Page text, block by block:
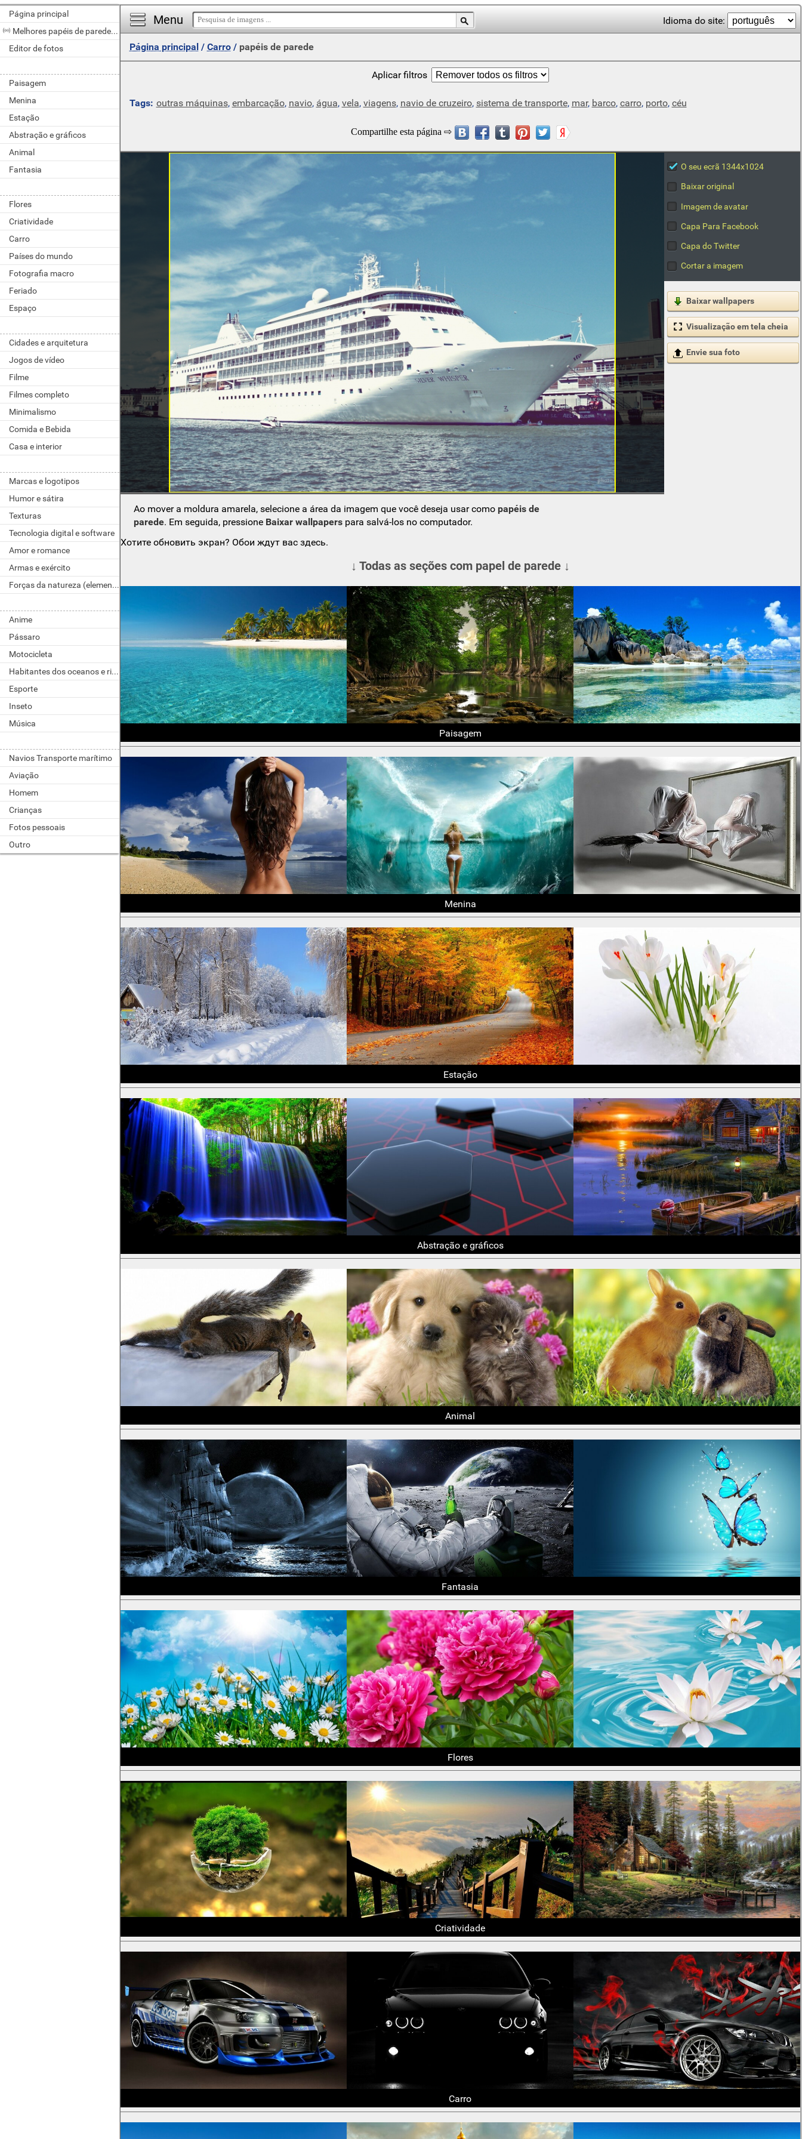
Página principal
Melhores papéis de parede do dia
Editor de fotos
Paisagem
Menina
Estação
Abstração e gráficos
Animal
Fantasia
Flores
Criatividade
Carro
Países do mundo
Fotografia macro
Feriado
Espaço
Cidades e arquitetura
Jogos de vídeo
Filme
Filmes completo
Minimalismo
Comida e Bebida
Casa e interior
Marcas e logotipos
Humor e sátira
Texturas
Tecnologia digital e software
Amor e romance
Armas e exército
Forças da natureza (elementos)
Anime
Pássaro
Motocicleta
Habitantes dos oceanos e rios
Esporte
Inseto
Música
Navios Transporte marítimo
Aviação
Homem
Crianças
Fotos pessoais
Outro
Menu Idioma do site:
Página principal/ Carro/ papéis de parede
Aplicar filtros
Tags: outras máquinas, embarcação, navio, água, vela, viagens, navio de cruzeiro, sistema de transporte, mar, barco, carro, porto, céu
O seu ecrã 1344x1024
Baixar original
Imagem de avatar
Capa Para Facebook
Capa do Twitter
Cortar a imagem
Baixar wallpapers
Visualização em tela cheia
Envie sua foto
Ao mover a moldura amarela, selecione a área da imagem que você deseja usar comopapéis de
parede. Em seguida, pressione Baixar wallpapers para salvá-los no computador.
Хотите обновить экран? Обои ждут вас здесь.
↓ Todas as seções com papel de parede ↓
Paisagem
Menina
Estação
Abstração e gráficos
Animal
Fantasia
Flores
Criatividade
Carro